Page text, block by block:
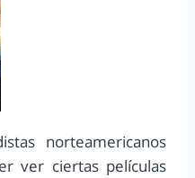
norteamericanos
ver ciertas películas